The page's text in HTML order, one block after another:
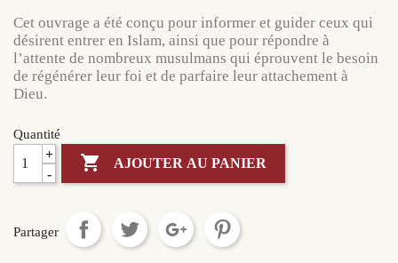
Cet ouvrage a été conçu pour informer et guider ceux qui
désirent entrer en Islam, ainsi que pour répondre à
l’attente de nombreux musulmans qui éprouvent le besoin
de régénérer leur foi et de parfaire leur attachement à
Dieu.
Quantité
+
 AJOUTER AU PANIER
Partager